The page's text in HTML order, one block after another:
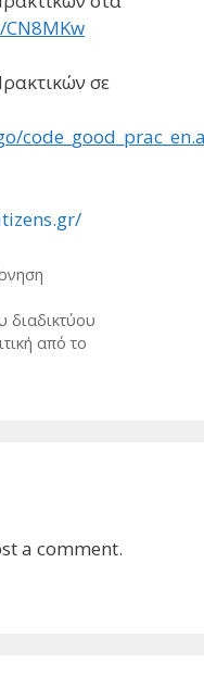
σε
διαδικτύου
από το
a comment.